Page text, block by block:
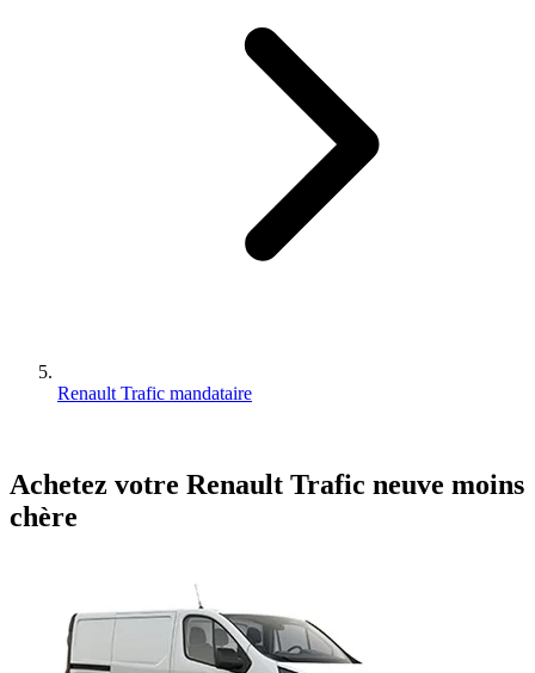
Renault Trafic mandataire
Achetez votre Renault Trafic neuve moins
chère